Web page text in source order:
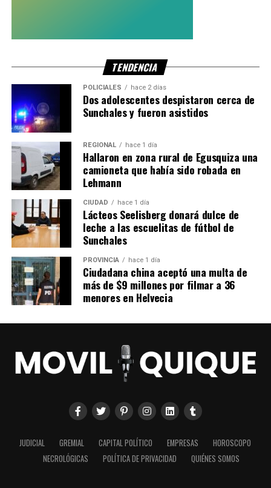
TENDENCIA
POLICIALES hace 2 días
Dos adolescentes despistaron cerca de
Sunchales y fueron asistidos
REGIONAL hace 1 día
Hallaron en zona rural de Egusquiza una
camioneta que había sido robada en
Lehmann
CIUDAD hace 1 día
Lácteos Seelisberg donará dulce de
leche a las escuelitas de fútbol de
Sunchales
PROVINCIA hace 1 día
Ciudadana china aceptó una multa de
más de $9 millones por filmar a 36
menores en Helvecia
JUDICIAL GREMIAL CAPITAL POLÍTICO EMPRESAS
HOROSCOPO
NECROLÓGICAS
POLÍTICA DE PRIVACIDAD QUIÉNES SOMOS